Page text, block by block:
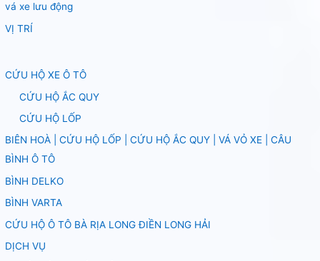
vá xe lưu động
VỊ TRÍ
CỨU HỘ XE Ô TÔ
CỨU HỘ ẮC QUY
CỨU HỘ LỐP
BIÊN HOÀ | CỨU HỘ LỐP | CỨU HỘ ẮC QUY | VÁ VỎ XE | CÂU
BÌNH Ô TÔ
BÌNH DELKO
BÌNH VARTA
CỨU HỘ Ô TÔ BÀ RỊA LONG ĐIỀN LONG HẢI
DỊCH VỤ